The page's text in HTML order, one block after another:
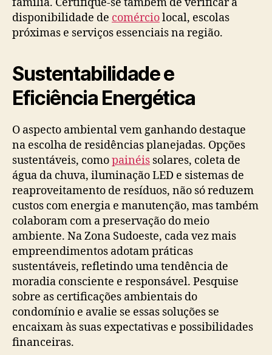
disponibilidade de comérciolocal, escolas
próximas e serviços essenciais na região.
Sustentabilidade e
Eficiência Energética
O aspecto ambiental vem ganhando destaque
na escolha de residências planejadas. Opções
sustentáveis, comopainéis solares, coleta de
água da chuva, iluminação LED e sistemas de
reaproveitamento de resíduos, não só reduzem
custos com energia e manutenção, mas também
colaboram com a preservação do meio
ambiente. Na Zona Sudoeste, cada vez mais
empreendimentos adotam práticas
sustentáveis, refletindo uma tendência de
moradia consciente e responsável. Pesquise
sobre as certificações ambientais do
condomínio e avalie se essas soluções se
encaixam às suas expectativas e possibilidades
financeiras.